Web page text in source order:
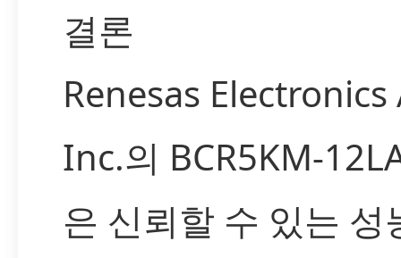
결론
Renesas
Inc.의 BCR5KM-
은 신뢰할 수 있는 성